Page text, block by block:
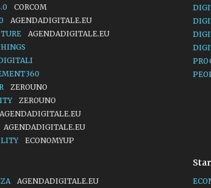
CORCOM
AGENDADIGITALE.EU
AGENDADIGITALE.EU
ZEROUNO
ZEROUNO
AGENDADIGITALE.EU
AGENDADIGITALE.EU
ECONOMYUP
AGENDADIGITALE.EU